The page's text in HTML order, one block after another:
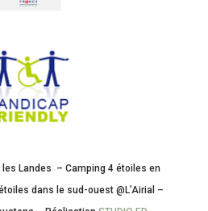
Landes – Camping 4 étoiles en
dans le sud-ouest @L’Airial –